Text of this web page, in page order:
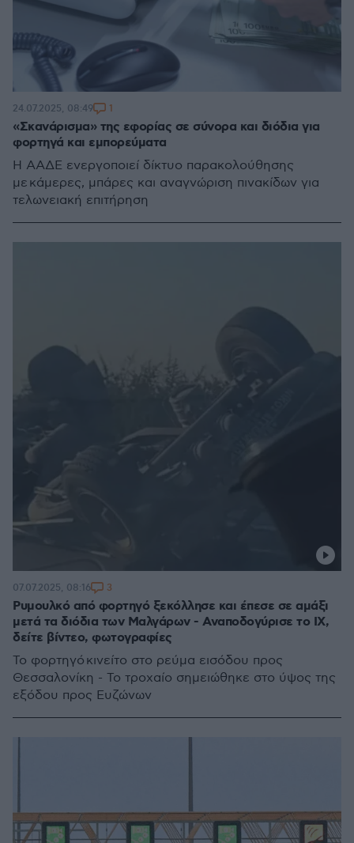
«Σκανάρισμα» της εφορίας σε σύνορα και διόδια για
φορτηγά και εμπορεύματα
Η ΑΑΔΕ ενεργοποιεί δίκτυο παρακολούθησης
με κάμερες, μπάρες και αναγνώριση πινακίδων για
τελωνειακή επιτήρηση
24.07.2025, 08:49 1
Ρυμουλκό από φορτηγό ξεκόλλησε και έπεσε σε αμάξι
μετά τα διόδια των Μαλγάρων - Αναποδογύρισε το ΙΧ,
δείτε βίντεο, φωτογραφίες
Το φορτηγό κινείτο στο ρεύμα εισόδου προς
Θεσσαλονίκη - Το τροχαίο σημειώθηκε στο ύψος της
εξόδου προς Ευζώνων
07.07.2025, 08:16 3